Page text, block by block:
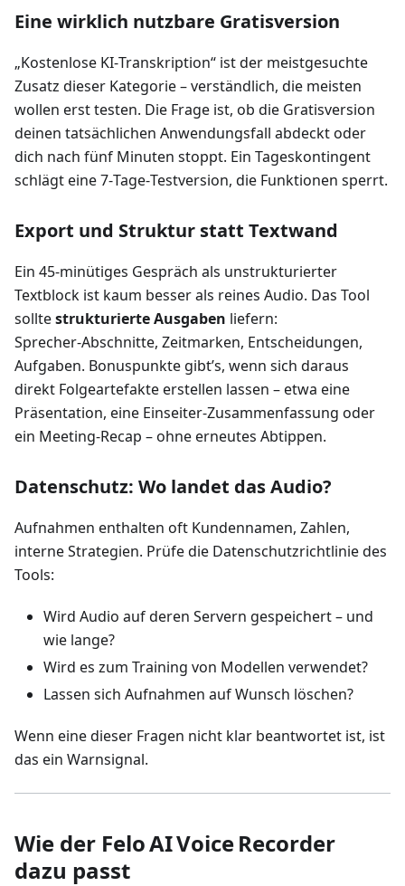
Eine wirklich nutzbare Gratisversion
„Kostenlose KI‑Transkription“ ist der meistgesuchte
Zusatz dieser Kategorie – verständlich, die meisten
wollen erst testen. Die Frage ist, ob die Gratisversion
deinen tatsächlichen Anwendungsfall abdeckt oder
dich nach fünf Minuten stoppt. Ein Tageskontingent
schlägt eine 7‑Tage‑Testversion, die Funktionen sperrt.
Export und Struktur statt Textwand
Ein 45‑minütiges Gespräch als unstrukturierter
Textblock ist kaum besser als reines Audio. Das Tool
solltestrukturierte Ausgaben liefern:
Sprecher‑Abschnitte, Zeitmarken, Entscheidungen,
Aufgaben. Bonuspunkte gibt’s, wenn sich daraus
direkt Folgeartefakte erstellen lassen – etwa eine
Präsentation, eine Einseiter‑Zusammenfassung oder
ein Meeting‑Recap – ohne erneutes Abtippen.
Datenschutz: Wo landet das Audio?
Aufnahmen enthalten oft Kundennamen, Zahlen,
interne Strategien. Prüfe die Datenschutzrichtlinie des
Tools:
Wird Audio auf deren Servern gespeichert – und
wie lange?
Wird es zum Training von Modellen verwendet?
Lassen sich Aufnahmen auf Wunsch löschen?
Wenn eine dieser Fragen nicht klar beantwortet ist, ist
das ein Warnsignal.
Wie der Felo AI Voice Recorder
dazu passt